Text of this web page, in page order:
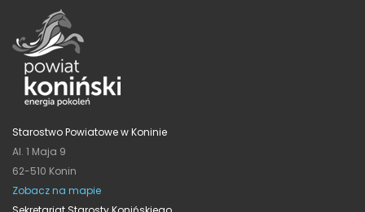
Starostwo Powiatowe w Koninie
Al. 1 Maja 9
62-510 Konin
Zobacz na mapie